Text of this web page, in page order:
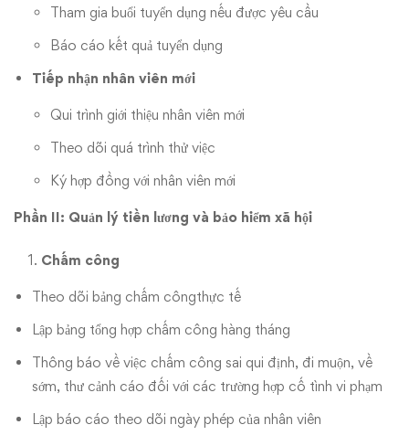
Tham gia buổi tuyển dụng nếu được yêu cầu
Báo cáo kết quả tuyển dụng
Tiếp nhận nhân viên mới
Qui trình giới thiệu nhân viên mới
Theo dõi quá trình thử việc
Ký hợp đồng với nhân viên mới
Phần II: Quản lý tiền lương và bảo hiểm xã hội
Chấm công
Theo dõi bảng chấm côngthực tế
Lập bảng tổng hợp chấm công hàng tháng
Thông báo về việc chấm công sai qui định, đi muộn, về
sớm, thư cảnh cáo đối với các trường hợp cố tình vi phạm
Lập báo cáo theo dõi ngày phép của nhân viên